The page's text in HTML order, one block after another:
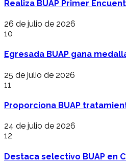
Realiza BUAP Primer
26 de julio de 2026
10
Egresada BUAP gana
25 de julio de 2026
11
Proporciona BUAP
24 de julio de 2026
12
Destaca selectivo BUAP en